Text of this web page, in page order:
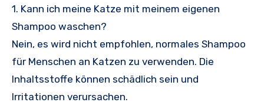
1. Kann ich meine Katze mit meinem eigenen
Shampoo waschen?
Nein, es wird nicht empfohlen, normales Shampoo
für Menschen an Katzen zu verwenden. Die
Inhaltsstoffe können schädlich sein und
Irritationen verursachen.